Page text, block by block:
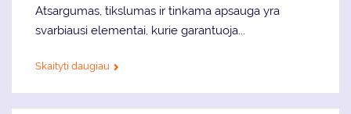
Atsargumas, tikslumas ir tinkama apsauga yra
svarbiausi elementai, kurie garantuoja...
Skaityti daugiau